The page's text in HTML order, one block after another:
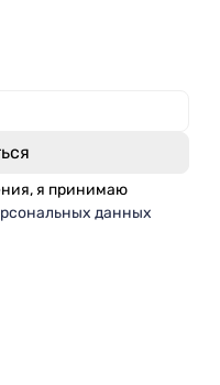
я принимаю
данных